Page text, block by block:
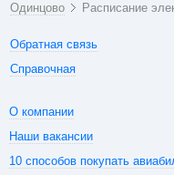
Одинцово
Расписание
Обратная связь
Справочная
О компании
Наши вакансии
10 способов покупать